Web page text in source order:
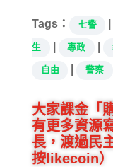
Tags： 七警
生 專政
自由 警察
大家課金「
有更多資源
長，渡過民
按likecoin）